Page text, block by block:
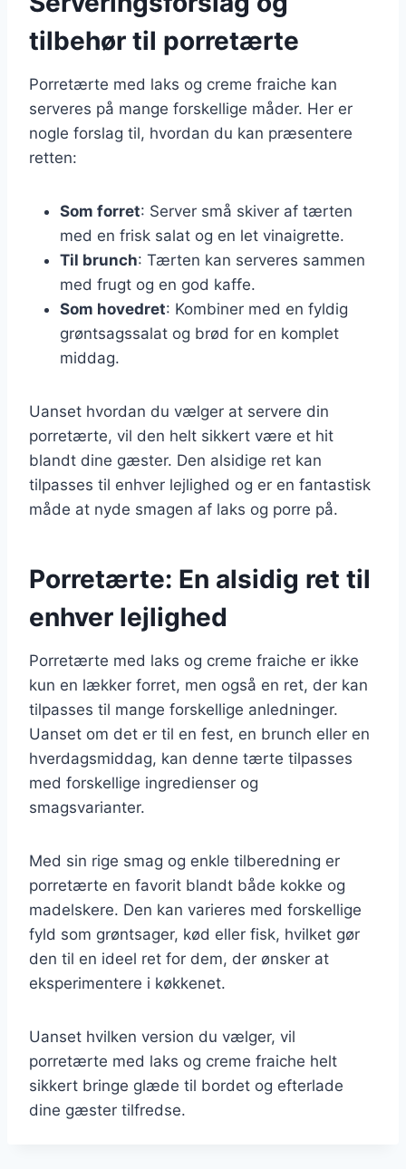
tilbehør til porretærte
Porretærte med laks og creme fraiche kan
serveres på mange forskellige måder. Her er
nogle forslag til, hvordan du kan præsentere
retten:
Som forret: Server små skiver af tærten
med en frisk salat og en let vinaigrette.
Til brunch: Tærten kan serveres sammen
med frugt og en god kaffe.
Som hovedret: Kombiner med en fyldig
grøntsagssalat og brød for en komplet
middag.
Uanset hvordan du vælger at servere din
porretærte, vil den helt sikkert være et hit
blandt dine gæster. Den alsidige ret kan
tilpasses til enhver lejlighed og er en fantastisk
måde at nyde smagen af laks og porre på.
Porretærte: En alsidig ret til
enhver lejlighed
Porretærte med laks og creme fraiche er ikke
kun en lækker forret, men også en ret, der kan
tilpasses til mange forskellige anledninger.
Uanset om det er til en fest, en brunch eller en
hverdagsmiddag, kan denne tærte tilpasses
med forskellige ingredienser og
smagsvarianter.
Med sin rige smag og enkle tilberedning er
porretærte en favorit blandt både kokke og
madelskere. Den kan varieres med forskellige
fyld som grøntsager, kød eller fisk, hvilket gør
den til en ideel ret for dem, der ønsker at
eksperimentere i køkkenet.
Uanset hvilken version du vælger, vil
porretærte med laks og creme fraiche helt
sikkert bringe glæde til bordet og efterlade
dine gæster tilfredse.